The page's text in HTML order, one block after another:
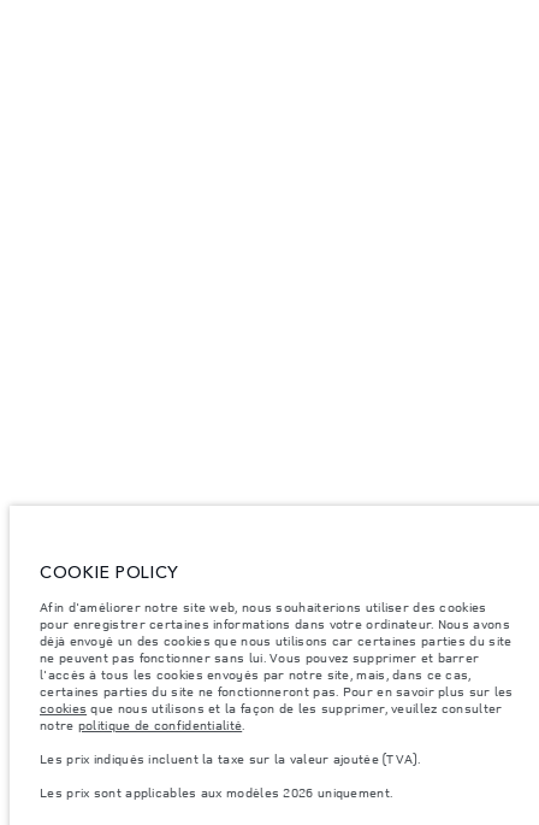
COOKIE POLICY
Afin d'améliorer notre site web, nous souhaiterions utiliser des cookies
pour enregistrer certaines informations dans votre ordinateur. Nous avons
déjà envoyé un des cookies que nous utilisons car certaines parties du site
ne peuvent pas fonctionner sans lui. Vous pouvez supprimer et barrer
l'accès à tous les cookies envoyés par notre site, mais, dans ce cas,
certaines parties du site ne fonctionneront pas. Pour en savoir plus sur les
cookies que nous utilisons et la façon de les supprimer, veuillez consulter
notre politique de confidentialité.
Les prix indiqués incluent la taxe sur la valeur ajoutée (TVA).
Les prix sont applicables aux modèles 2026 uniquement.